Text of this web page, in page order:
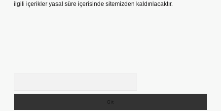
ilgili içerikler yasal süre içerisinde sitemizden kaldırılacaktır.